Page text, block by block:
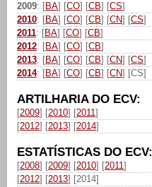
2009: [BA] [CO] [CB] [CS]
2010: [BA] [CO] [CB] [CN] [CS]
2011: [BA] [CO] [CB]
2012: [BA] [CO] [CB]
2013: [BA] [CO] [CB] [CN] [CS]
2014: [BA] [CO] [CB] [CN] [CS]
ARTILHARIA DO ECV:
[2009] [2010] [2011]
[2012] [2013] [2014]
ESTATÍSTICAS DO ECV:
[2008] [2009] [2010] [2011]
[2012] [2013] [2014]